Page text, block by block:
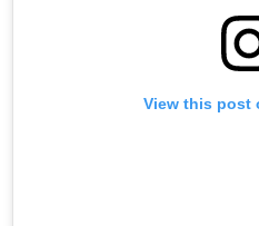
View this post